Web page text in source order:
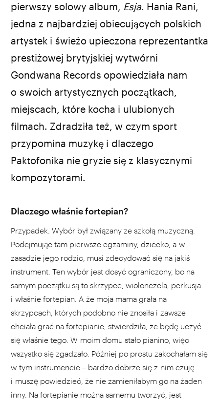
pierwszy solowy album, Esja. Hania Rani,
jedna z najbardziej obiecujących polskich
artystek i świeżo upieczona reprezentantka
prestiżowej brytyjskiej wytwórni
Gondwana Records opowiedziała nam
o swoich artystycznych początkach,
miejscach, które kocha i ulubionych
filmach. Zdradziła też, w czym sport
przypomina muzykę i dlaczego
Paktofonika nie gryzie się z klasycznymi
kompozytorami.
Dlaczego właśnie fortepian?
Przypadek. Wybór był związany ze szkołą muzyczną.
Podejmując tam pierwsze egzaminy, dziecko, a w
zasadzie jego rodzic, musi zdecydować się na jakiś
instrument. Ten wybór jest dosyć ograniczony, bo na
samym początku są to skrzypce, wiolonczela, perkusja
i właśnie fortepian. A że moja mama grała na
skrzypcach, których podobno nie znosiła i zawsze
chciała grać na fortepianie, stwierdziła, że będę uczyć
się właśnie tego. W moim domu stało pianino, więc
wszystko się zgadzało. Później po prostu zakochałam się
w tym instrumencie – bardzo dobrze się z nim czuję
i muszę powiedzieć, że nie zamieniłabym go na żaden
inny. Na fortepianie można samemu tworzyć, jest